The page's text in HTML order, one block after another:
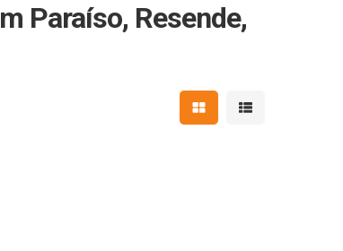
Paraíso, Resende,
Mostrar resultados em
Mostrar